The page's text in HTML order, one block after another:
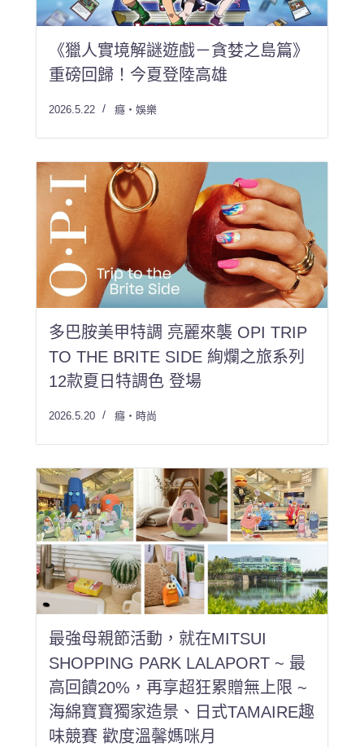
《獵人實境解謎遊戲－貪婪之島篇》
重磅回歸！今夏登陸高雄
2026.5.22 癮・娛樂
多巴胺美甲特調 亮麗來襲 OPI TRIP
TO THE BRITE SIDE 絢爛之旅系列
12款夏日特調色 登場
2026.5.20 癮・時尚
最強母親節活動，就在MITSUI
SHOPPING PARK LALAPORT ~ 最
高回饋20%，再享超狂累贈無上限 ~
海綿寶寶獨家造景、日式TAMAIRE趣
味競賽 歡度溫馨媽咪月